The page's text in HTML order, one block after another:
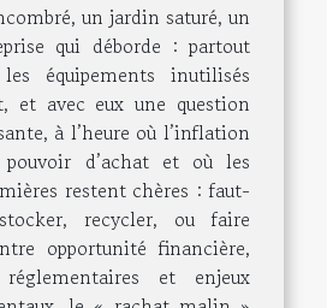
un jardin saturé, un
qui déborde : partout
équipements inutilisés
et avec eux une question
à l’heure où l’inflation
d’achat et où les
restent chères : faut-
recycler, ou faire
opportunité financière,
et enjeux